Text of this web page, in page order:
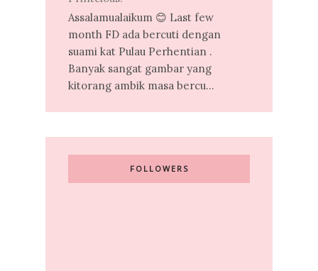
Assalamualaikum 😊 Last few
month FD ada bercuti dengan
suami kat Pulau Perhentian .
Banyak sangat gambar yang
kitorang ambik masa bercu...
FOLLOWERS